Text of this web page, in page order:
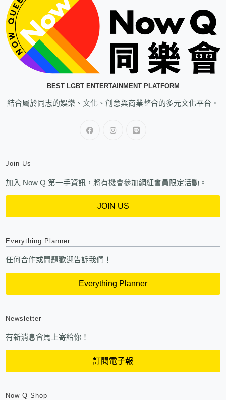
BEST LGBT ENTERTAINMENT PLATFORM
結合屬於同志的娛樂、文化、創意與商業整合的多元文化平台。
Join Us
加入 Now Q 第一手資訊，將有機會參加網紅會員限定活動。
JOIN US
Everything Planner
任何合作或問題歡迎告訴我們！
Everything Planner
Newsletter
有新消息會馬上寄給你！
訂閱電子報
Now Q Shop